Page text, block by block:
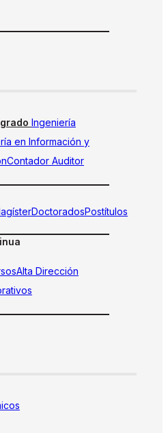
Ingeniería
en Información y
Contador Auditor
DoctoradosPostítulos
Alta Dirección